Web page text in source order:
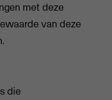
met deze
van deze
die